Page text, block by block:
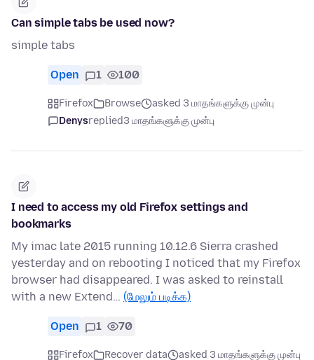
Can simple tabs be used now?
simple tabs
Open 1 100
Firefox Browse
asked 3 மாதங்களுக்கு முன்பு
Denysreplied3 மாதங்களுக்கு முன்பு
I need to access my old Firefox settings and
bookmarks
My imac late 2015 running 10.12.6 Sierra crashed
yesterday and on rebooting I noticed that my Firefox
browser had disappeared. I was asked to reinstall
with a new Extend… (மேலும் படிக்க)
Open 1 70
Firefox Recover data
asked 3 மாதங்களுக்கு முன்பு